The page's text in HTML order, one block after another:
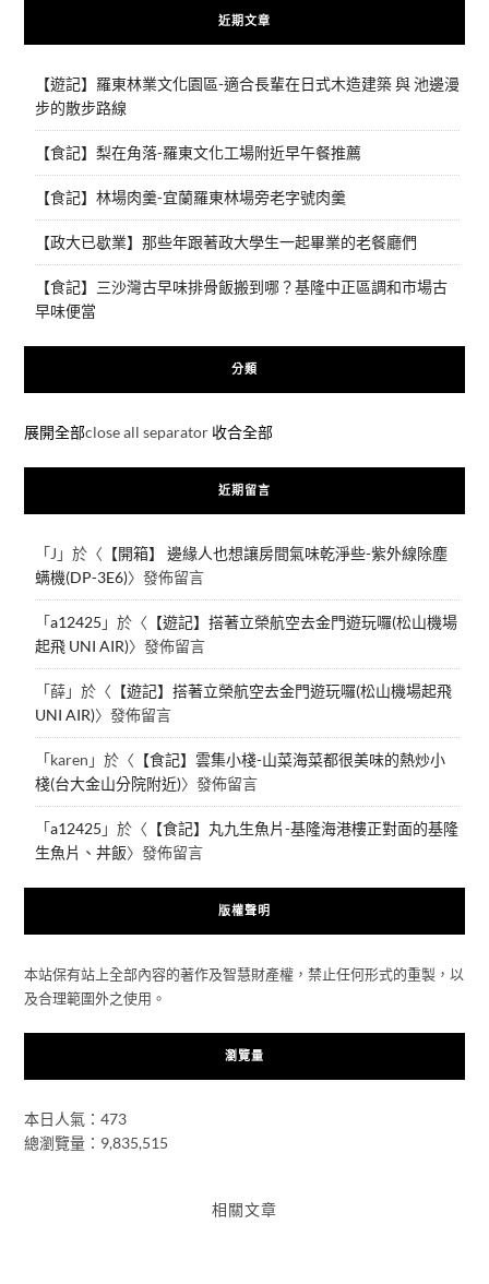
近期文章
【遊記】羅東林業文化園區-適合長輩在日式木造建築 與 池邊漫
步的散步路線
【食記】梨在角落-羅東文化工場附近早午餐推薦
【食記】林場肉羹-宜蘭羅東林場旁老字號肉羹
【政大已歇業】那些年跟著政大學生一起畢業的老餐廳們
【食記】三沙灣古早味排骨飯搬到哪？基隆中正區調和市場古
早味便當
分類
展開全部close all separator 收合全部
近期留言
「J 」於〈 【開箱】 邊緣人也想讓房間氣味乾淨些-紫外線除塵
螨機(DP-3E6)〉發佈留言
「a12425 」於〈 【遊記】搭著立榮航空去金門遊玩囉(松山機場
起飛 UNI AIR)〉發佈留言
「薛」於〈 【遊記】搭著立榮航空去金門遊玩囉(松山機場起飛
UNI AIR)〉發佈留言
「karen 」於〈 【食記】雲集小棧-山菜海菜都很美味的熱炒小
棧(台大金山分院附近)〉發佈留言
「a12425 」於〈 【食記】丸九生魚片-基隆海港樓正對面的基隆
生魚片、丼飯〉發佈留言
版權聲明
本站保有站上全部內容的著作及智慧財產權，禁止任何形式的重製，以
及合理範圍外之使用。
瀏覽量
本日人氣：473
總瀏覽量：9,835,515
相關文章